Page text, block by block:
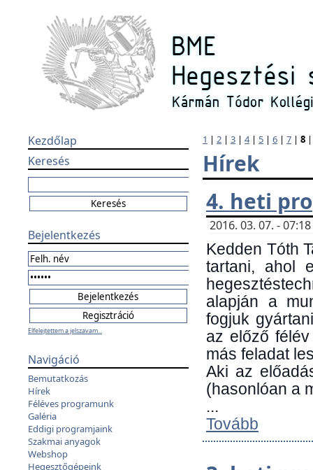
Kezdőlap
Keresés
Bejelentkezés
Elfelejtettem a jelszavam...
Navigáció
Bemutatkozás
Hírek
Féléves programunk
Galéria
Eddigi programjaink
Szakmai anyagok
Webshop
Hegesztőgépeink
1 | 2 | 3 | 4| 5 | 6 | 7 | 8
Hírek
4. heti
2016. 03. 07. -
Kedden Tóth
tartani, ahol
alapján a
fogjuk
az előző
más feladat
Aki az
(hasonlóan a
...
Tovább